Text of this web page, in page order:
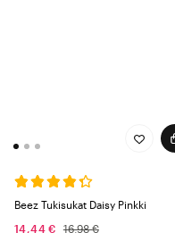
Beez Tukisukat Daisy Pinkki
14,44 €
16,98 €